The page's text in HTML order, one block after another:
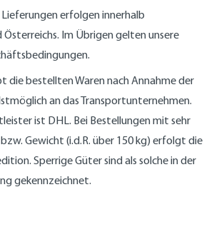
erfolgen innerhalb
Österreichs. Im Übrigen gelten unsere
die bestellten Waren nach Annahme der
an das Transportunternehmen.
ist DHL. Bei Bestellungen mit sehr
Gewicht (i.d.R. über 150 kg) erfolgt die
Sperrige Güter sind als solche in der
gekennzeichnet.